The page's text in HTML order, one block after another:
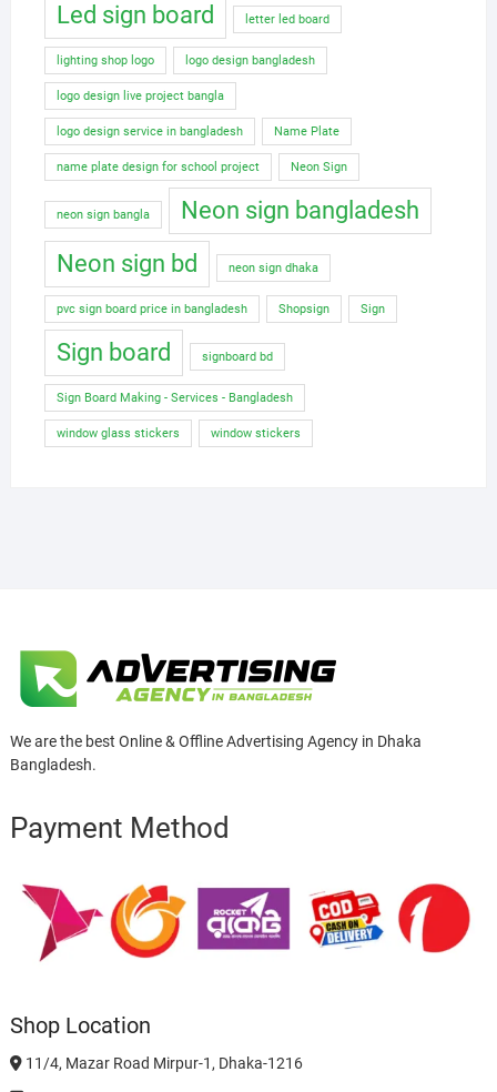
Led sign board letter led board
lighting shop logo logo design bangladesh
logo design live project bangla
logo design service in bangladesh Name Plate
name plate design for school project Neon Sign
neon sign bangla
Neon sign bangladesh
Neon sign bd
neon sign dhaka
pvc sign board price in bangladesh Shopsign Sign
Sign board signboard bd
Sign Board Making - Services - Bangladesh
window glass stickers window stickers
We are the best Online & Offline Advertising Agency in Dhaka
Bangladesh.
Payment Method
Shop Location
11/4, Mazar Road Mirpur-1, Dhaka-1216